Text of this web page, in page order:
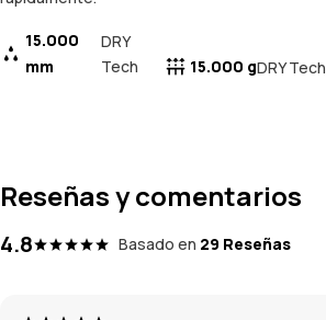
15.000
mm
DRY
Tech
15.000 gDRY Tech
Reseñas y comentarios
4.8 Basado en 29 Reseñas